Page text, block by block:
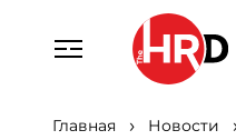
Главная Новости